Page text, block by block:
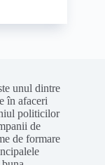
unul dintre
în afaceri
politicilor
de
de formare